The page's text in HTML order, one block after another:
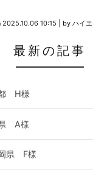
2025.10.06 10:15 by ハイ
最新の記事
H様
A様
県 F様